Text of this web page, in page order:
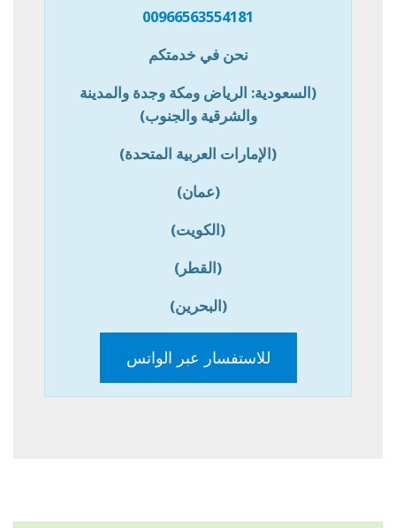
00966563554181
نحن في خدمتكم
(السعودية: الرياض ومكة وجدة والمدينة
والشرقية والجنوب)
(الإمارات العربية المتحدة)
(عمان)
(الكويت)
(القطر)
(البحرين)
للاستفسار عبر الواتس